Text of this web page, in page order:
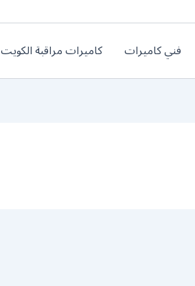
فني كاميرات كاميرات مراقبة الكويت